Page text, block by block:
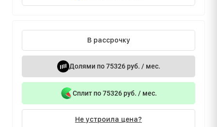
В рассрочку
Долями по 75326 руб. / мес.
Сплит по 75326 руб. / мес.
Не устроила цена?